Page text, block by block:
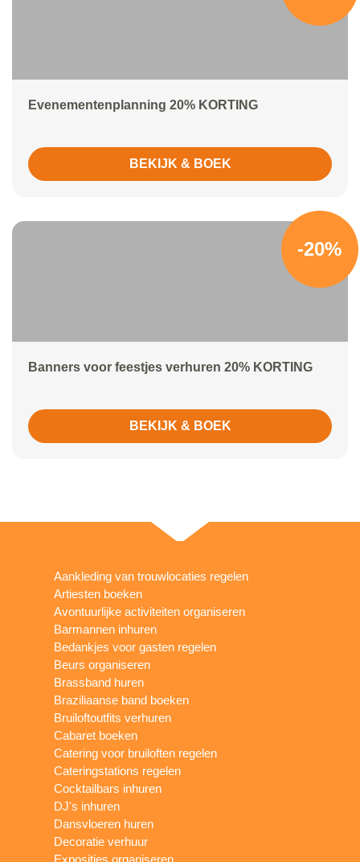
Evenementenplanning 20% KORTING
BEKIJK & BOEK
-20%
Banners voor feestjes verhuren 20% KORTING
BEKIJK & BOEK
Aankleding van trouwlocaties regelen
Artiesten boeken
Avontuurlijke activiteiten organiseren
Barmannen inhuren
Bedankjes voor gasten regelen
Beurs organiseren
Brassband huren
Braziliaanse band boeken
Bruiloftoutfits verhuren
Cabaret boeken
Catering voor bruiloften regelen
Cateringstations regelen
Cocktailbars inhuren
DJ's inhuren
Dansvloeren huren
Decoratie verhuur
Exposities organiseren